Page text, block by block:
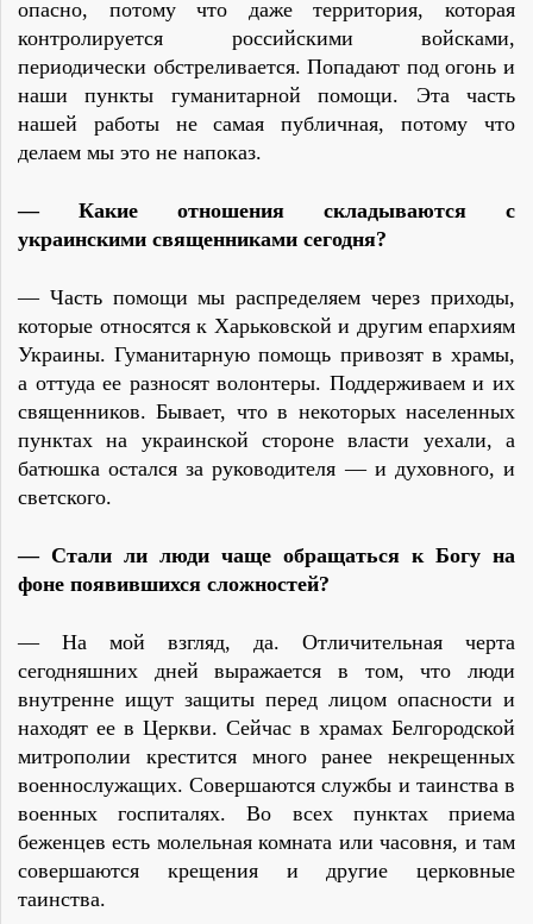
опасно, потому что даже территория, которая
контролируется российскими войсками,
периодически обстреливается. Попадают под огонь и
наши пункты гуманитарной помощи. Эта часть
нашей работы не самая публичная, потому что
делаем мы это не напоказ.
— Какие отношения складываются с
украинскими священниками сегодня?
— Часть помощи мы распределяем через приходы,
которые относятся к Харьковской и другим епархиям
Украины. Гуманитарную помощь привозят в храмы,
а оттуда ее разносят волонтеры. Поддерживаем и их
священников. Бывает, что в некоторых населенных
пунктах на украинской стороне власти уехали, а
батюшка остался за руководителя — и духовного, и
светского.
— Стали ли люди чаще обращаться к Богу на
фоне появившихся сложностей?
— На мой взгляд, да. Отличительная черта
сегодняшних дней выражается в том, что люди
внутренне ищут защиты перед лицом опасности и
находят ее в Церкви. Сейчас в храмах Белгородской
митрополии крестится много ранее некрещенных
военнослужащих. Совершаются службы и таинства в
военных госпиталях. Во всех пунктах приема
беженцев есть молельная комната или часовня, и там
совершаются крещения и другие церковные
таинства.